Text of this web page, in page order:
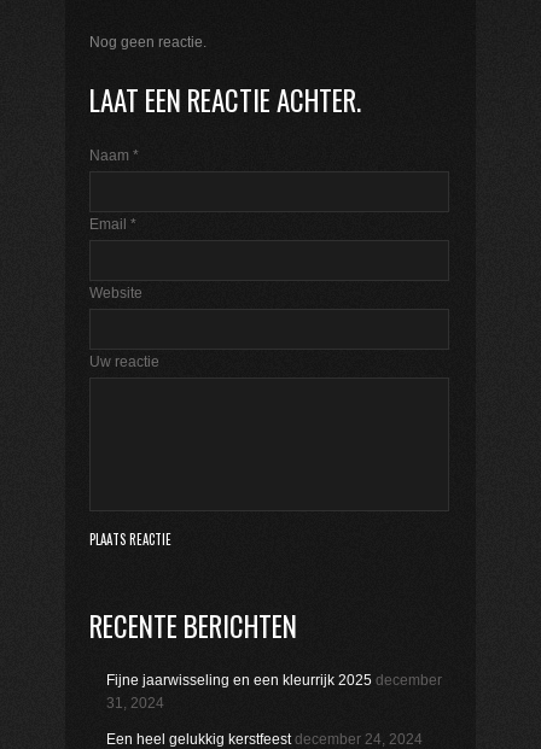
Nog geen reactie.
LAAT EEN REACTIE ACHTER.
Naam *
Email *
Website
Uw reactie
RECENTE BERICHTEN
Fijne jaarwisseling en een kleurrijk 2025 december
31, 2024
Een heel gelukkig kerstfeest december 24, 2024